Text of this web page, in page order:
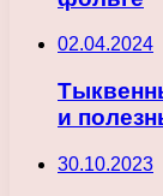
02.04.2024
и
30.10.2023